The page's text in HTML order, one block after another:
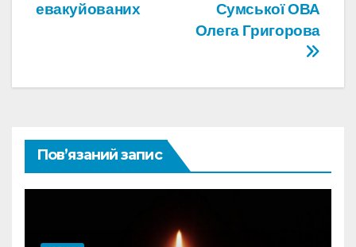
Сумської ОВА
Олега Григорова
евакуйованих
Пов’язаний запис